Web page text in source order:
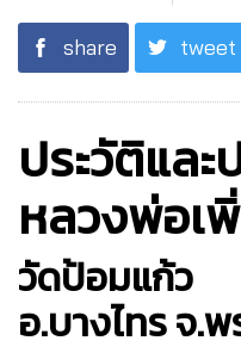
share tweet
ประวัติแล
หลวงพ่อเ
วัดป้อมแก้ว
อ.บางไทร จ.